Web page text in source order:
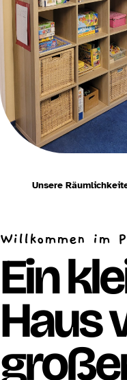
Unsere
Willkommen im
Ein
Haus